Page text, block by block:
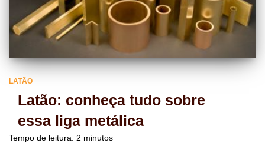
LATÃO
Latão: conheça tudo sobre
essa liga metálica
Tempo de leitura: 2 minutos